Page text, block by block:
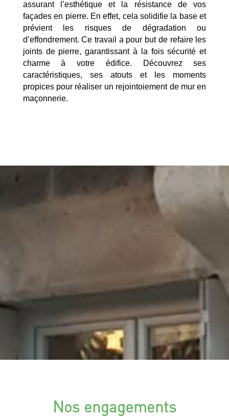
assurant l’esthétique et la résistance de vos
façades en pierre. En effet, cela solidifie la base et
prévient les risques de dégradation ou
d’effondrement. Ce travail a pour but de refaire les
joints de pierre, garantissant à la fois sécurité et
charme à votre édifice. Découvrez ses
caractéristiques, ses atouts et les moments
propices pour réaliser un rejointoiement de mur en
maçonnerie.
Nos engagements